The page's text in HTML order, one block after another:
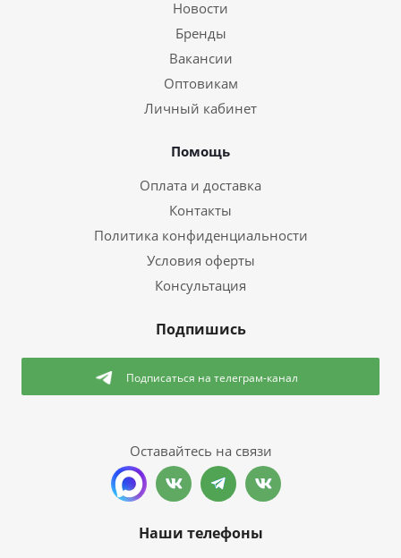
Новости
Бренды
Вакансии
Оптовикам
Личный кабинет
Помощь
Оплата и доставка
Контакты
Политика конфиденциальности
Условия оферты
Консультация
Подпишись
Подписаться на телеграм-канал
Оставайтесь на связи
Наши телефоны